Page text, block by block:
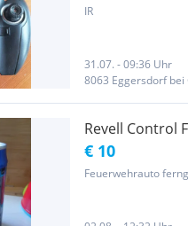
IR
31.07. - 09:36 Uhr
8063 Eggersdorf bei
Revell Control
€ 10
Feuerwehrauto